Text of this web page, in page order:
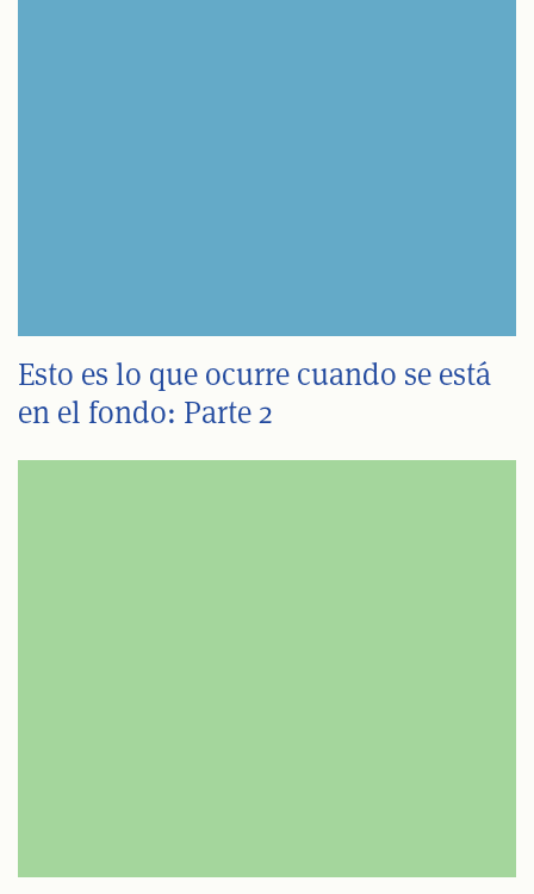
Esto es lo que ocurre cuando se está
en el fondo: Parte 2